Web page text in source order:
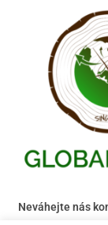
Neváhejte nás